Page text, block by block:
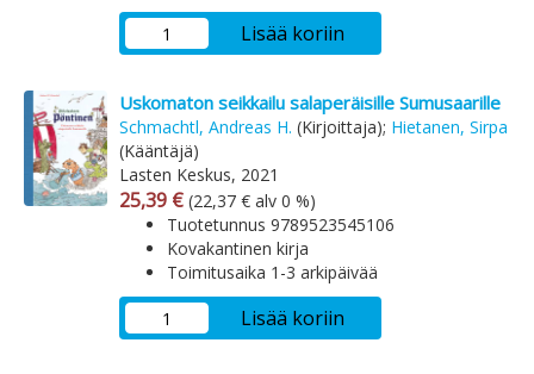
Lisää koriin
Uskomaton seikkailu salaperäisille Sumusaarille
Schmachtl, Andreas H. (Kirjoittaja); Hietanen, Sirpa
(Kääntäjä)
Lasten Keskus, 2021
Arvonlisäverollinen hinta
25,39 € Arvonlisäveroton hinta
(22,37 € alv 0 %)
Tuotetunnus 9789523545106
Kovakantinen kirja
Toimitusaika 1-3 arkipäivää
Lisää koriin